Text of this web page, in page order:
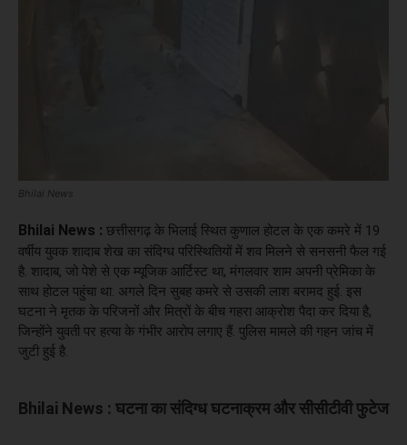
Bhilai News
Bhilai News : छत्तीसगढ़ के भिलाई स्थित कुणाल होटल के एक कमरे में 19
वर्षीय युवक शादाब शेख का संदिग्ध परिस्थितियों में शव मिलने से सनसनी फैल गई
है. शादाब, जो पेशे से एक म्यूजिक आर्टिस्ट था, मंगलवार शाम अपनी प्रेमिका के
साथ होटल पहुंचा था. अगले दिन सुबह कमरे से उसकी लाश बरामद हुई. इस
घटना ने मृतक के परिजनों और मित्रों के बीच गहरा आक्रोश पैदा कर दिया है,
जिन्होंने युवती पर हत्या के गंभीर आरोप लगाए हैं. पुलिस मामले की गहन जांच में
जुटी हुई है.
Bhilai News : घटना का संदिग्ध घटनाक्रम और सीसीटीवी फुटेज